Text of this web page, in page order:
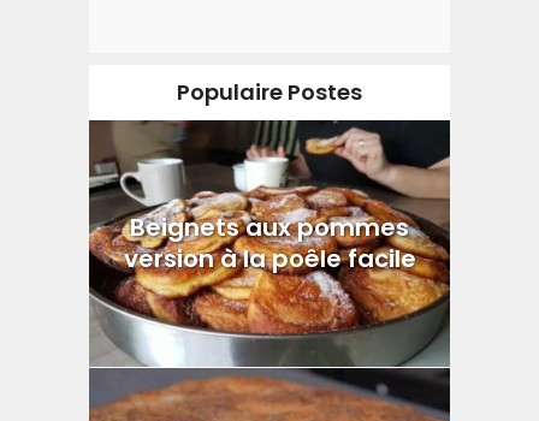
Populaire Postes
Beignets aux pommes
version à la poêle facile